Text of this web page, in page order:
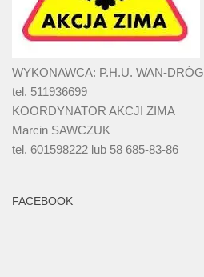
WYKONAWCA: P.H.U. WAN-DRÓG
tel. 511936699
KOORDYNATOR AKCJI ZIMA
Marcin SAWCZUK
tel. 601598222 lub 58 685-83-86
FACEBOOK